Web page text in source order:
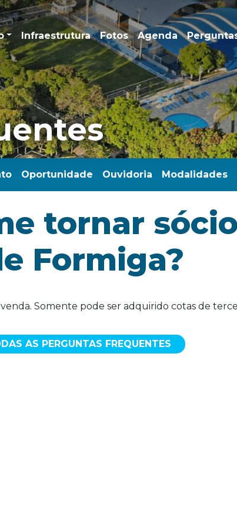
Infraestrutura Fotos Agenda
Oportunidade Ouvidoria Modalidades
tornar
Formiga?
Somente pode ser adquirido cotas de
AS PERGUNTAS FREQUENTES